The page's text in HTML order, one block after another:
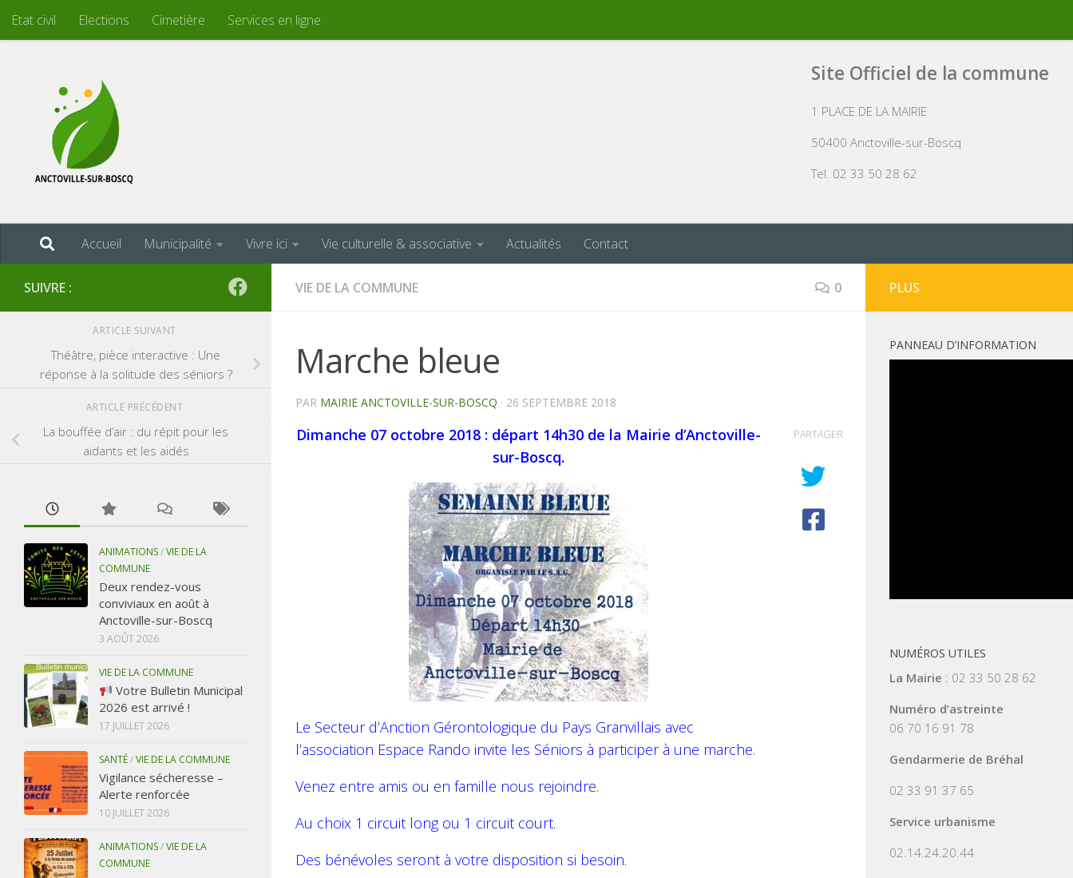
Skip to content
Etat civil Elections Cimetière Services en ligne
Site Officiel de la commune
1 PLACE DE LA MAIRIE
50400 Anctoville-sur-Boscq
Tel. 02 33 50 28 62
Accueil Municipalité Vivre ici Vie culturelle & associative Actualités Contact
VIE DE LA COMMUNE 0
Marche bleue
PAR MAIRIE ANCTOVILLE-SUR-BOSCQ · 26 SEPTEMBRE 2018
Dimanche 07 octobre 2018 : départ 14h30 de la Mairie d’Anctoville-
sur-Boscq.
Le Secteur d’Anction Gérontologique du Pays Granvillais avec
l’association Espace Rando invite les Séniors à participer à une marche.
Venez entre amis ou en famille nous rejoindre.
Au choix 1 circuit long ou 1 circuit court.
Des bénévoles seront à votre disposition si besoin.
PARTAGER
SUIVRE :
ARTICLE SUIVANT
Théâtre, pièce interactive : Une
réponse à la solitude des séniors ?
ARTICLE PRÉCÉDENT
La bouffée d’air : du répit pour les
aidants et les aidés
ANIMATIONS/VIE DE LA
COMMUNE
Deux rendez-vous
conviviaux en août à
Anctoville-sur-Boscq
3 AOÛT 2026
VIE DE LA COMMUNE
Votre Bulletin Municipal
2026 est arrivé !
17 JUILLET 2026
SANTÉ/VIE DE LA COMMUNE
Vigilance sécheresse –
Alerte renforcée
10 JUILLET 2026
ANIMATIONS/VIE DE LA
COMMUNE
PLUS
PANNEAU D’INFORMATION
NUMÉROS UTILES
La Mairie : 02 33 50 28 62
Numéro d’astreinte
06 70 16 91 78
Gendarmerie de Bréhal
02 33 91 37 65
Service urbanisme
02.14.24.20.44